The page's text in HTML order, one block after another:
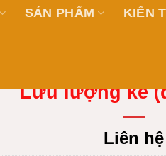
SẢN PHẨM KIẾN
Lưu lượng kế
Liên hệ